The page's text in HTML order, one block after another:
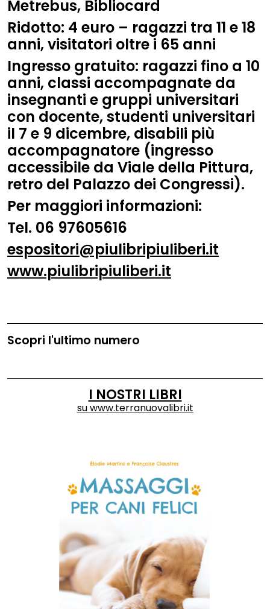
Metrebus, Bibliocard
Ridotto: 4 euro – ragazzi tra 11 e 18
anni, visitatori oltre i 65 anni
Ingresso gratuito: ragazzi fino a 10
anni, classi accompagnate da
insegnanti e gruppi universitari
con docente, studenti universitari
il 7 e 9 dicembre, disabili più
accompagnatore (ingresso
accessibile da Viale della Pittura,
retro del Palazzo dei Congressi).
Per maggiori informazioni:
Tel. 06 97605616
espositori@piulibripiuliberi.it
www.piulibripiuliberi.it
Scopri l'ultimo numero
I NOSTRI LIBRI
suwww.terranuovalibri.it